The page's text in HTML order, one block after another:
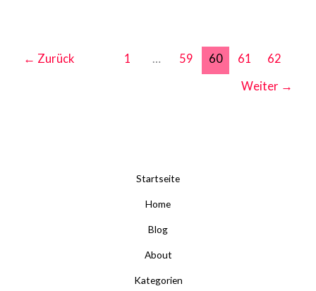
← Zurück 1 … 59 60 61
62
Weiter →
Startseite
Home
Blog
About
Kategorien